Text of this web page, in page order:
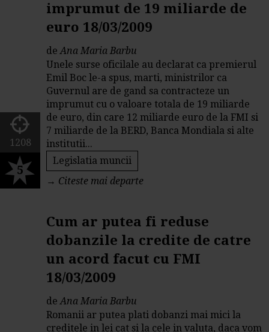
imprumut de 19 miliarde de
euro 18/03/2009
deAna Maria Barbu
Unele surse oficilale au declarat ca premierul
Emil Boc le-a spus, marti, ministrilor ca
Guvernul are de gand sa contracteze un
imprumut cu o valoare totala de 19 miliarde
de euro, din care 12 miliarde euro de la FMI si
7 miliarde de la BERD, Banca Mondiala si alte
institutii...
Legislatia muncii
→ Citeste mai departe
1208
5
Cum ar putea fi reduse
dobanzile la credite de catre
un acord facut cu FMI
18/03/2009
deAna Maria Barbu
Romanii ar putea plati dobanzi mai mici la
creditele in lei cat si la cele in valuta, daca vom